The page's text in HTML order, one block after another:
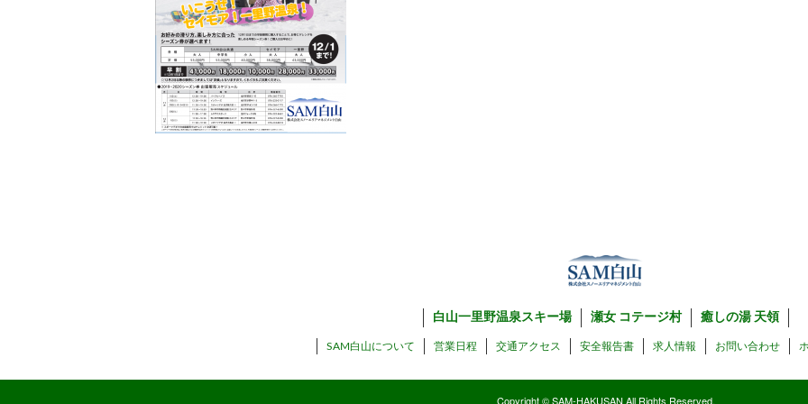
白山一里野温泉スキー場 瀬女 コテージ村 癒しの湯 天領
SAM白山について 営業日程 交通アクセス 安全報告書 求人情報 お問い合わせ
Copyright © SAM-HAKUSAN All Rights Reserved.